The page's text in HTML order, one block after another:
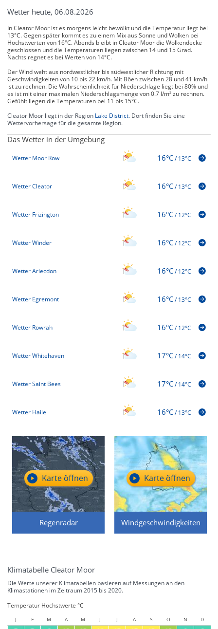
Wetter heute, 06.08.2026
In Cleator Moor ist es morgens leicht bewölkt und die Temperatur liegt bei
13°C. Gegen später kommt es zu einem Mix aus Sonne und Wolken bei
Höchstwerten von 16°C. Abends bleibt in Cleator Moor die Wolkendecke
geschlossen und die Temperaturen liegen zwischen 14 und 15 Grad.
Nachts regnet es bei Werten von 14°C.
Der Wind weht aus nordwestlicher bis südwestlicher Richtung mit
Geschwindigkeiten von 10 bis 22 km/h. Mit Böen zwischen 28 und 41 km/h
ist zu rechnen. Die Wahrscheinlichkeit für Niederschläge liegt bei 80% und
es ist mit einer maximalen Niederschlagsmenge von 0.7 l/m² zu rechnen.
Gefühlt liegen die Temperaturen bei 11 bis 15°C.
Cleator Moor liegt in der Region Lake District. Dort finden Sie eine
Wettervorhersage für die gesamte Region.
Das Wetter in der Umgebung
Wetter Moor Row 16°C/13°C
Wetter Cleator 16°C/13°C
Wetter Frizington 16°C/12°C
Wetter Winder 16°C/12°C
Wetter Arlecdon 16°C/12°C
Wetter Egremont 16°C/13°C
Wetter Rowrah 16°C/12°C
Wetter Whitehaven 17°C/14°C
Wetter Saint Bees 17°C/14°C
Wetter Haile 16°C/13°C
Regenradar
Karte öffnen
Windgeschwindigkeiten
Karte öffnen
Klimatabelle Cleator Moor
Die Werte unserer Klimatabellen basieren auf Messungen an den
Klimastationen im Zeitraum 2015 bis 2020.
Temperatur Höchstwerte °C
J F M A M J J A S O N D